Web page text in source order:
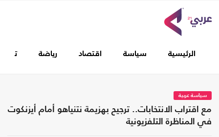
الرئيسية سياسة اقتصاد رياضة
سياسة عربية
مع اقتراب الانتخابات.. ترجيح بهزيمة نتنياهو أمام أيزنكوت
في المناظرة التلفزيونية